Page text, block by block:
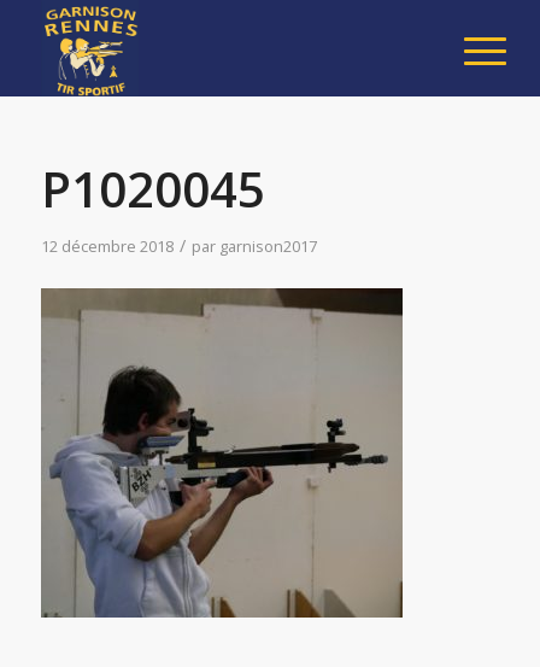
P1020045
12 décembre 2018 / par garnison2017